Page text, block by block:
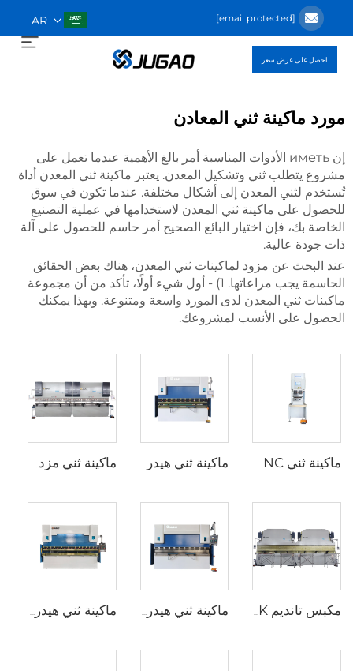
[email protected]
AR
احصل على عرض سعر
مورد ماكينة ثني المعادن
إن иметь الأدوات المناسبة أمر بالغ الأهمية عندما تعمل على
مشروع يتطلب ثني وتشكيل المعدن. يعتبر ماكينة ثني المعدن أداة
تُستخدم لثني المعدن إلى أشكال مختلفة. عندما تكون في سوق
للحصول على ماكينة ثني المعدن لاستخدامها في عملية التصنيع
الخاصة بك، فإن اختيار البائع الصحيح أمر حاسم للحصول على آلة
ذات جودة عالية.
عند البحث عن مزود لماكينات ثني المعدن، هناك بعض الحقائق
الحاسمة يجب مراعاتها. 1) - أول شيء أولًا، تأكد من أن مجموعة
ماكينات ثني المعدن لدى المورد واسعة ومتنوعة. وبهذا يمكنك
الحصول على الأنسب لمشروعك.
مكبس تانديم 2XWE67K لصناعة الأعمدة الخفيفة ماكينة ثني هيدروليكية WC67K مع جهاز تحكم E22 ماكينة ثني هيدروليكية WC67K مع محكم E21